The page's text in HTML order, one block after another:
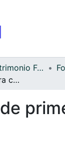
Archivo del Patrimonio Fotográfico y Fílmico del Valle del Cauca
Ceremonia de primera comunión en el colegio